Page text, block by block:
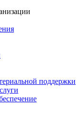
поддержки